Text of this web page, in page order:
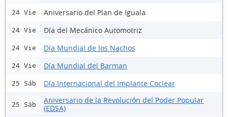
24 Vie Aniversario del Plan de Iguala
24 Vie Día del Mecánico Automotriz
24 Vie Día Mundial de los Nachos
24 Vie Día Mundial del Barman
25 Sáb Día Internacional del Implante Coclear
25 Sáb
Aniversario de la Revolución del Poder Popular
(EDSA)